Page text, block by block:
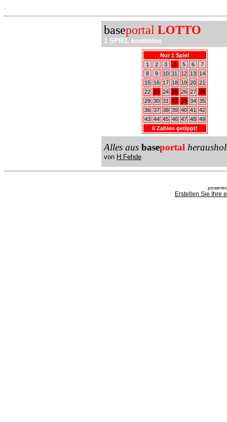
baseportal LOTTO
1 SPIEL kostenlos
Nur 1 Spiel
1
2 3 4 5 6
7
8
9 10 11 12 13
14
15
16 17 18 19 20 21
22 23 24 25 26 27 28
29 30 31 32 33 34 35
36 37 38 39 40 41
42
43 44 45 46 47 48 49
6 Zahlen getippt!
Alles aus baseportal
von H.Fehde
Erstellen Sie Ihre